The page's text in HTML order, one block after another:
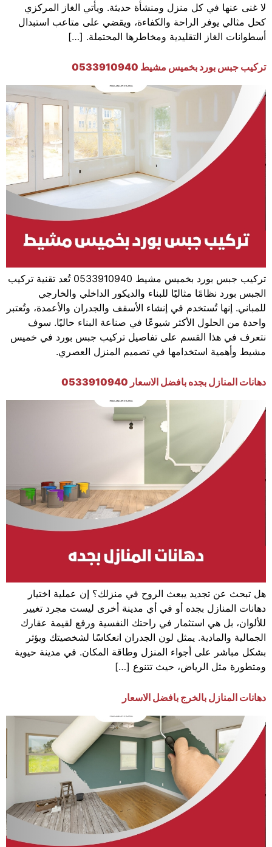
لا غنى عنها في كل منزل ومنشأة حديثة. ويأتي الغاز المركزي
كحل مثالي يوفر الراحة والكفاءة، ويقضي على متاعب استبدال
أسطوانات الغاز التقليدية ومخاطرها المحتملة. […]
تركيب جبس بورد بخميس مشيط 0533910940
تركيب جبس بورد بخميس مشيط 0533910940 تُعد تقنية تركيب
الجبس بورد نظامًا مثاليًا للبناء والديكور الداخلي والخارجي
للمباني. إنها تُستخدم في إنشاء الأسقف والجدران والأعمدة، وتُعتبر
واحدة من الحلول الأكثر شيوعًا في صناعة البناء حاليًا. سوف
نتعرف في هذا القسم على تفاصيل تركيب جبس بورد في خميس
مشيط وأهمية استخدامها في تصميم المنزل العصري.
دهانات المنازل بجده بافضل الاسعار 0533910940
هل تبحث عن تجديد يبعث الروح في منزلك؟ إن عملية اختيار
دهانات المنازل بجده أو في أي مدينة أخرى ليست مجرد تغيير
للألوان، بل هي استثمار في راحتك النفسية ورفع لقيمة عقارك
الجمالية والمادية. يمثل لون الجدران انعكاسًا لشخصيتك ويؤثر
بشكل مباشر على أجواء المنزل وطاقة المكان. في مدينة حيوية
ومتطورة مثل الرياض، حيث تتنوع […]
دهانات المنازل بالخرج بافضل الاسعار